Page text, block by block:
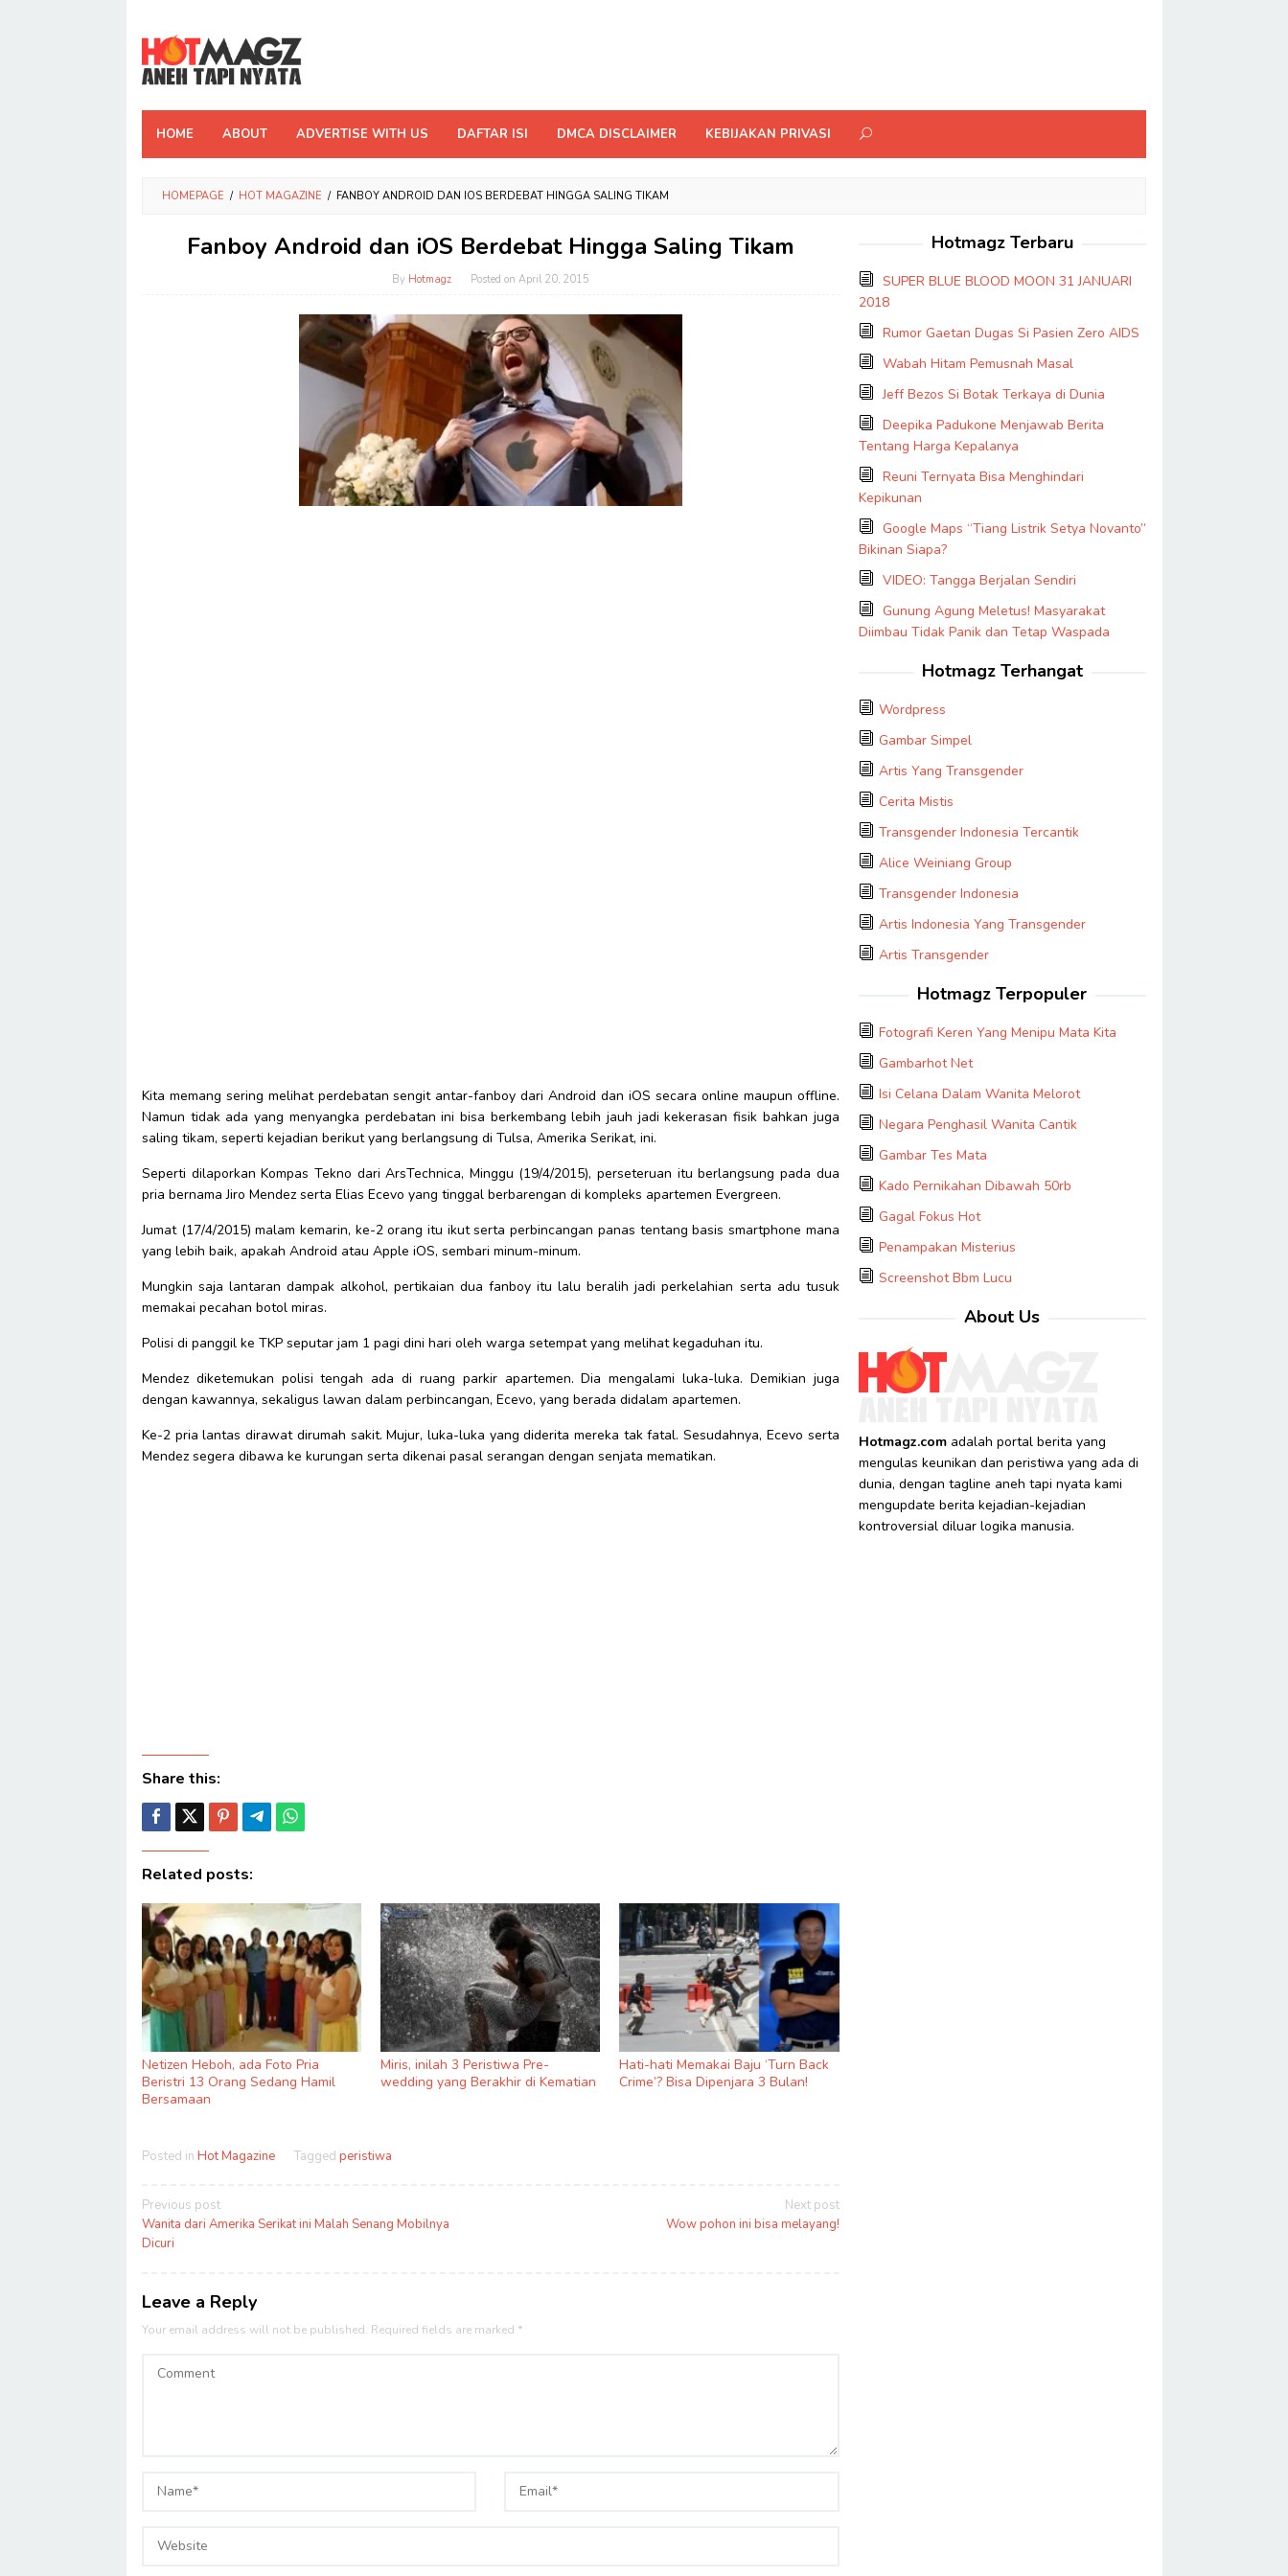
content
HOME ABOUT ADVERTISE WITH US DAFTAR ISI DMCA DISCLAIMER KEBIJAKAN PRIVASI
HOMEPAGE / HOT MAGAZINE / FANBOY ANDROID DAN IOS BERDEBAT HINGGA SALING TIKAM
Fanboy Android dan iOS Berdebat Hingga Saling Tikam
By Hotmagz Posted on April 20, 2015
Kita memang sering melihat perdebatan sengit antar-fanboy dari Android dan iOS secara online maupun offline.
Namun tidak ada yang menyangka perdebatan ini bisa berkembang lebih jauh jadi kekerasan fisik bahkan juga
saling tikam, seperti kejadian berikut yang berlangsung di Tulsa, Amerika Serikat, ini.
Seperti dilaporkan Kompas Tekno dari ArsTechnica, Minggu (19/4/2015), perseteruan itu berlangsung pada dua
pria bernama Jiro Mendez serta Elias Ecevo yang tinggal berbarengan di kompleks apartemen Evergreen.
Jumat (17/4/2015) malam kemarin, ke-2 orang itu ikut serta perbincangan panas tentang basis smartphone mana
yang lebih baik, apakah Android atau Apple iOS, sembari minum-minum.
Mungkin saja lantaran dampak alkohol, pertikaian dua fanboy itu lalu beralih jadi perkelahian serta adu tusuk
memakai pecahan botol miras.
Polisi di panggil ke TKP seputar jam 1 pagi dini hari oleh warga setempat yang melihat kegaduhan itu.
Mendez diketemukan polisi tengah ada di ruang parkir apartemen. Dia mengalami luka-luka. Demikian juga
dengan kawannya, sekaligus lawan dalam perbincangan, Ecevo, yang berada didalam apartemen.
Ke-2 pria lantas dirawat dirumah sakit. Mujur, luka-luka yang diderita mereka tak fatal. Sesudahnya, Ecevo serta
Mendez segera dibawa ke kurungan serta dikenai pasal serangan dengan senjata mematikan.
Share this:
Related posts:
Netizen Heboh, ada Foto Pria
Beristri 13 Orang Sedang Hamil
Bersamaan
Miris, inilah 3 Peristiwa Pre-
wedding yang Berakhir di Kematian
Hati-hati Memakai Baju ‘Turn Back
Crime’? Bisa Dipenjara 3 Bulan!
Posted in Hot Magazine Tagged peristiwa
Post
navigation
Previous post
Wanita dari Amerika Serikat ini Malah Senang Mobilnya
Dicuri
Next post
Wow pohon ini bisa melayang!
Leave a Reply
Your email address will not be published. Required fields are marked *
Hotmagz Terbaru
SUPER BLUE BLOOD MOON 31 JANUARI
2018
Rumor Gaetan Dugas Si Pasien Zero AIDS
Wabah Hitam Pemusnah Masal
Jeff Bezos Si Botak Terkaya di Dunia
Deepika Padukone Menjawab Berita
Tentang Harga Kepalanya
Reuni Ternyata Bisa Menghindari
Kepikunan
Google Maps “Tiang Listrik Setya Novanto”
Bikinan Siapa?
VIDEO: Tangga Berjalan Sendiri
Gunung Agung Meletus! Masyarakat
Diimbau Tidak Panik dan Tetap Waspada
Hotmagz Terhangat
Wordpress
Gambar Simpel
Artis Yang Transgender
Cerita Mistis
Transgender Indonesia Tercantik
Alice Weiniang Group
Transgender Indonesia
Artis Indonesia Yang Transgender
Artis Transgender
Hotmagz Terpopuler
Fotografi Keren Yang Menipu Mata Kita
Gambarhot Net
Isi Celana Dalam Wanita Melorot
Negara Penghasil Wanita Cantik
Gambar Tes Mata
Kado Pernikahan Dibawah 50rb
Gagal Fokus Hot
Penampakan Misterius
Screenshot Bbm Lucu
About Us
Hotmagz.comadalah portal berita yang
mengulas keunikan dan peristiwa yang ada di
dunia, dengan tagline aneh tapi nyata kami
mengupdate berita kejadian-kejadian
kontroversial diluar logika manusia.